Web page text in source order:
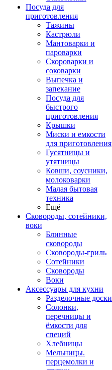
Посуда для
приготовления
Тажины
Кастрюли
Мантоварки и
пароварки
Скороварки и
соковарки
Выпечка и
запекание
Посуда для
быстрого
приготовления
Крышки
Миски и емкости
для приготовления
Гусятницы и
утятницы
Ковши, соусники,
молоковарки
Малая бытовая
техника
Ещё
Сковороды, сотейники,
воки
Блинные
сковороды
Сковороды-гриль
Сотейники
Сковороды
Воки
Аксессуары для кухни
Разделочные доски
Солонки,
перечницы и
ёмкости для
специй
Хлебницы
Мельницы.
перцемолки и